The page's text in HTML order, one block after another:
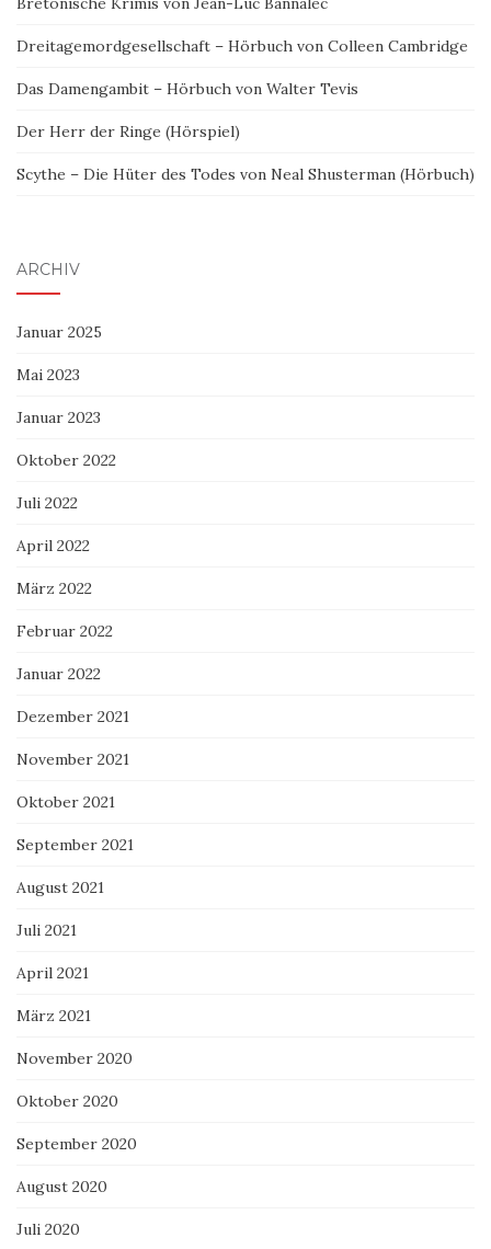
Dreitagemordgesellschaft – Hörbuch von Colleen Cambridge
Das Damengambit – Hörbuch von Walter Tevis
Der Herr der Ringe (Hörspiel)
Scythe – Die Hüter des Todes von Neal Shusterman (Hörbuch)
ARCHIV
Januar 2025
Mai 2023
Januar 2023
Oktober 2022
Juli 2022
April 2022
März 2022
Februar 2022
Januar 2022
Dezember 2021
November 2021
Oktober 2021
September 2021
August 2021
Juli 2021
April 2021
März 2021
November 2020
Oktober 2020
September 2020
August 2020
Juli 2020